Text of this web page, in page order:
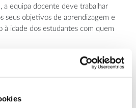
a equipa docente deve trabalhar
seus objetivos de aprendizagem e
à idade dos estudantes com quem
com o contexto ou ambiente
um papel fundamental
organização de visitas de